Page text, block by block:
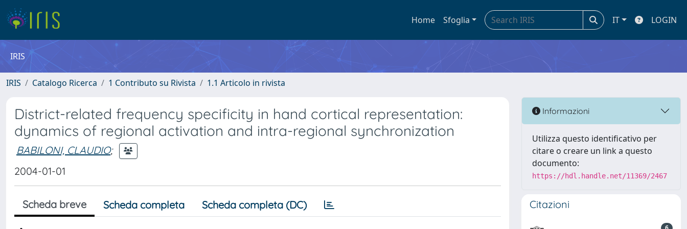
Home Sfoglia IT LOGIN
IRIS
IRIS Catalogo Ricerca 1 Contributo su Rivista 1.1 Articolo in rivista
District-related frequency specificity in hand cortical representation:
dynamics of regional activation and intra-regional synchronization
BABILONI, CLAUDIO;
2004-01-01
Scheda breve Scheda completa Scheda completa (DC)
Informazioni
Utilizza questo identificativo per
citare o creare un link a questo
documento:
https://hdl.handle.net/11369/2467
Citazioni